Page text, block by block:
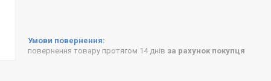
повернення товару протягом 14 днів за рахунок покупця